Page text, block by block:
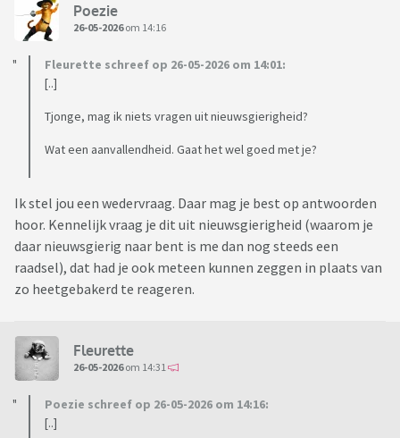
Poezie
26-05-2026om 14:16
Fleurette schreef op 26-05-2026 om 14:01:
[..]
Tjonge, mag ik niets vragen uit nieuwsgierigheid?
Wat een aanvallendheid. Gaat het wel goed met je?
Ik stel jou een wedervraag. Daar mag je best op antwoorden
hoor. Kennelijk vraag je dit uit nieuwsgierigheid (waarom je
daar nieuwsgierig naar bent is me dan nog steeds een
raadsel), dat had je ook meteen kunnen zeggen in plaats van
zo heetgebakerd te reageren.
Fleurette
26-05-2026om 14:31
Poezie schreef op 26-05-2026 om 14:16:
[..]